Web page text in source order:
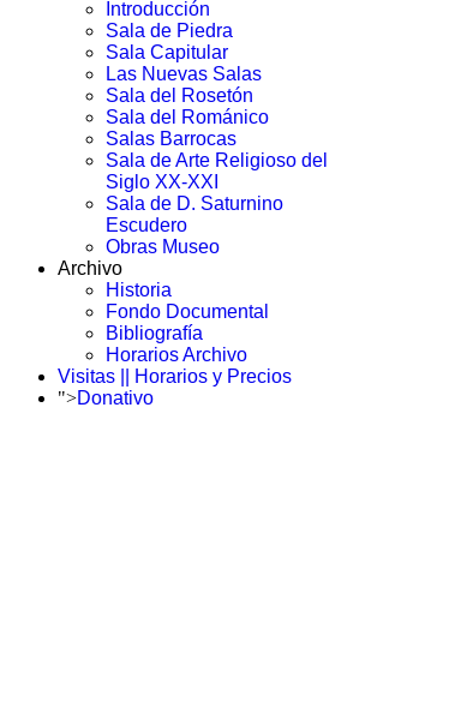
Introducción
Sala de Piedra
Sala Capitular
Las Nuevas Salas
Sala del Rosetón
Sala del Románico
Salas Barrocas
Sala de Arte Religioso del
Siglo XX-XXI
Sala de D. Saturnino
Escudero
Obras Museo
Archivo
Historia
Fondo Documental
Bibliografía
Horarios Archivo
Visitas || Horarios y Precios
">Donativo